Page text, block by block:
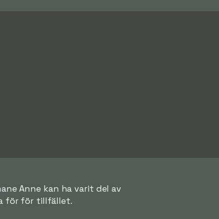
Anne kan ha varit del av
för för tillfället.